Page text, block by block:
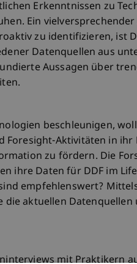
Erkenntnissen zu
Ein
zu identifizieren, ist
Datenquellen aus
Aussagen über
beschleunigen,
Aktivitäten in ihr
zu fördern. Die
ihre Daten für DDF im
empfehlenswert?
aktuellen Datenquellen
mit Praktikern